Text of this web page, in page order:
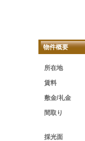
物件概要
所在地
賃料
敷金/礼金
間取り
採光面